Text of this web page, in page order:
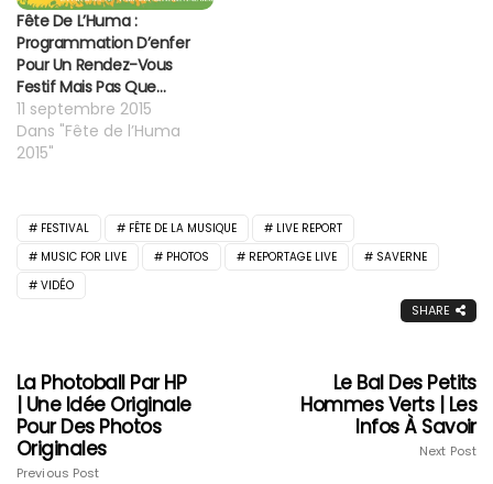
Fête De L’Huma :
Programmation D’enfer
Pour Un Rendez-Vous
Festif Mais Pas Que…
11 septembre 2015
Dans "Fête de l’Huma
2015"
FESTIVAL FÊTE DE LA MUSIQUE
LIVE REPORT
MUSIC FOR LIVE
PHOTOS REPORTAGE LIVE
SAVERNE
VIDÉO
SHARE
La Photoball Par HP
| Une Idée Originale
Pour Des Photos
Originales
Previous Post
Le Bal Des Petits
Hommes Verts | Les
Infos À Savoir
Next Post